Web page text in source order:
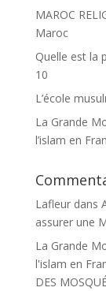
MAROC
Maroc
Quelle est la
10
L’école
La Grande
l’islam en
Lafleurdans
assurer une
La Grande
l'islam en
DES